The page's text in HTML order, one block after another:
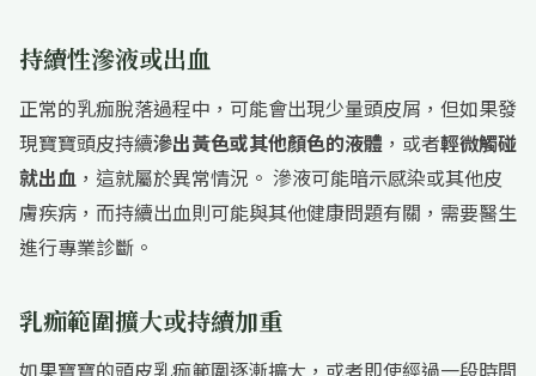
持續性滲液或出血
正常的乳痂脫落過程中，可能會出現少量頭皮屑，但如果發
現寶寶頭皮持續滲出黃色或其他顏色的液體 ，或者輕微觸碰
就出血 ，這就屬於異常情況。 滲液可能暗示感染或其他皮
膚疾病，而持續出血則可能與其他健康問題有關，需要醫生
進行專業診斷。
乳痂範圍擴大或持續加重
如果寶寶的頭皮乳痂範圍逐漸擴大，或者即使經過一段時間